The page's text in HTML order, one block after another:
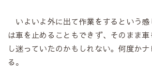
いよいよ外に出て作業をするという感
は車を止めることもできず、そのまま
し迷っていたのかもしれない。何度か
る。